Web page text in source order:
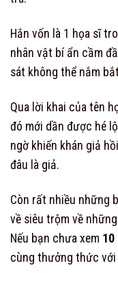
Hắn vốn là 1 họa sĩ
nhân vật bí ẩn cầm
sát không thể nắm
Qua lời khai của tên
đó mới dần được hé
ngờ khiến khán giả
đâu là giả.
Còn rất nhiều những
về siêu trộm về
Nếu bạn chưa xem 10
cùng thưởng thức với